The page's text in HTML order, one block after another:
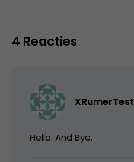
4 Reacties
XRumerTest
Hello. And Bye.